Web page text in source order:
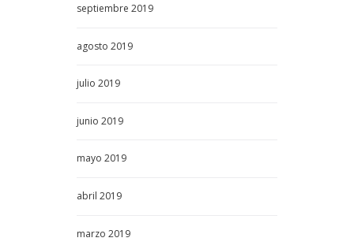
septiembre 2019
agosto 2019
julio 2019
junio 2019
mayo 2019
abril 2019
marzo 2019